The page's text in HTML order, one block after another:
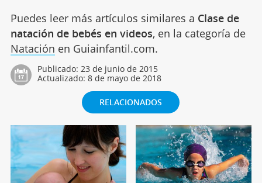
Puedes leer más artículos similares a Clase de
natación de bebés en videos, en la categoría de
Natación en Guiainfantil.com.
Publicado: 23 de junio de 2015
Actualizado: 8 de mayo de 2018
RELACIONADOS